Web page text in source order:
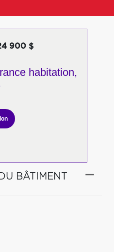
900 $
habitation,
BÂTIMENT